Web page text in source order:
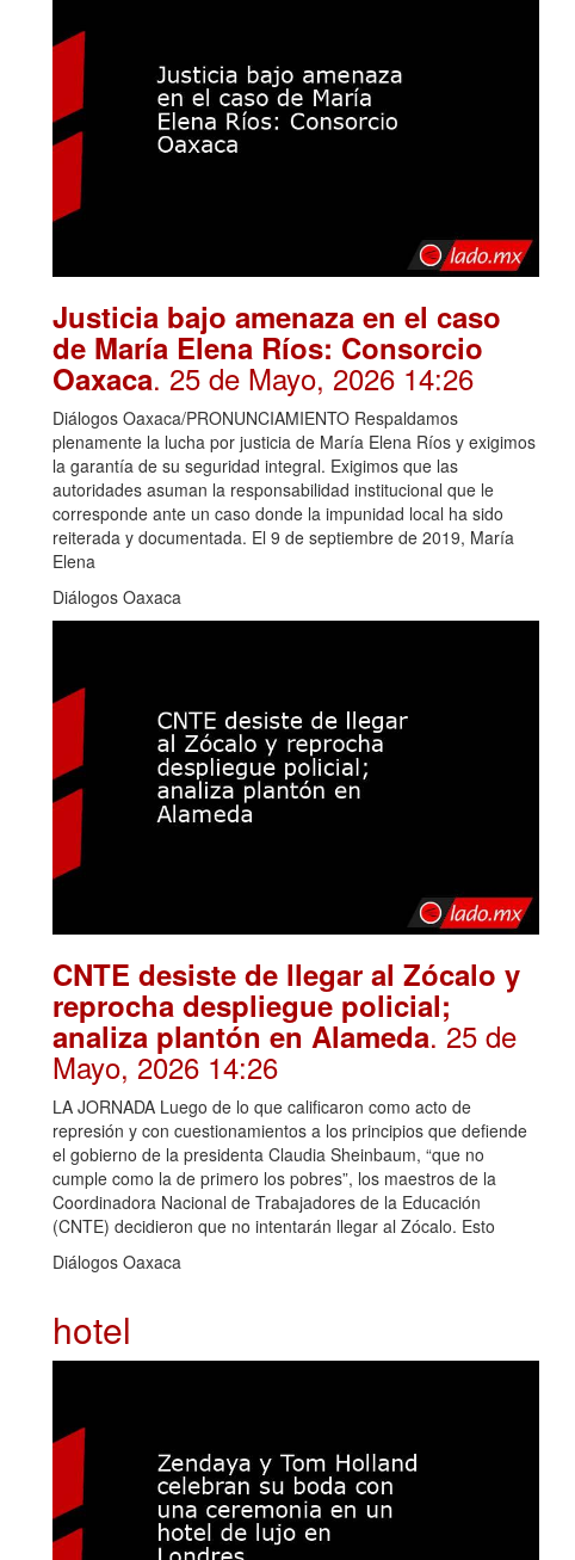
Justicia bajo amenaza en el caso
de María Elena Ríos: Consorcio
Oaxaca. 25 de Mayo, 2026 14:26
Diálogos Oaxaca/PRONUNCIAMIENTO Respaldamos
plenamente la lucha por justicia de María Elena Ríos y exigimos
la garantía de su seguridad integral. Exigimos que las
autoridades asuman la responsabilidad institucional que le
corresponde ante un caso donde la impunidad local ha sido
reiterada y documentada. El 9 de septiembre de 2019, María
Elena
Diálogos Oaxaca
CNTE desiste de llegar al Zócalo y
reprocha despliegue policial;
analiza plantón en Alameda. 25 de
Mayo, 2026 14:26
LA JORNADA Luego de lo que calificaron como acto de
represión y con cuestionamientos a los principios que defiende
el gobierno de la presidenta Claudia Sheinbaum, “que no
cumple como la de primero los pobres”, los maestros de la
Coordinadora Nacional de Trabajadores de la Educación
(CNTE) decidieron que no intentarán llegar al Zócalo. Esto
Diálogos Oaxaca
hotel